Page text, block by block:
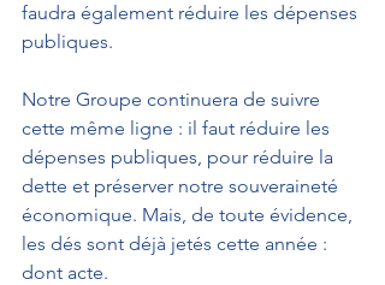
faudra également réduire les dépenses
publiques.
Notre Groupe continuera de suivre
cette même ligne : il faut réduire les
dépenses publiques, pour réduire la
dette et préserver notre souveraineté
économique. Mais, de toute évidence,
les dés sont déjà jetés cette année :
dont acte.